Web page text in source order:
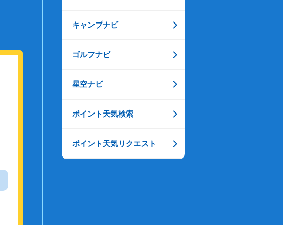
キャンプナビ
ゴルフナビ
星空ナビ
ポイント天気検索
ポイント天気リクエスト